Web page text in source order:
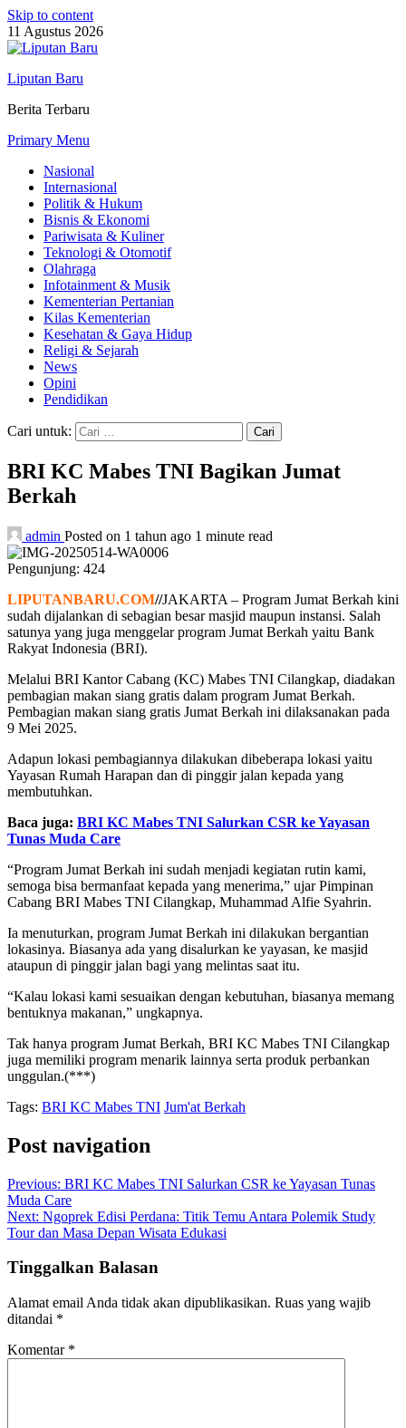
Skip to content
11 Agustus 2026
Liputan Baru
Berita Terbaru
Primary Menu
Nasional
Internasional
Politik & Hukum
Bisnis & Ekonomi
Pariwisata & Kuliner
Teknologi & Otomotif
Olahraga
Infotainment & Musik
Kementerian Pertanian
Kilas Kementerian
Kesehatan & Gaya Hidup
Religi & Sejarah
News
Opini
Pendidikan
Cari untuk:
BRI KC Mabes TNI Bagikan Jumat
Berkah
admin Posted on 1 tahun ago 1 minute read
Pengunjung: 424
LIPUTANBARU.COM//JAKARTA – Program Jumat Berkah kini
sudah dijalankan di sebagian besar masjid maupun instansi. Salah
satunya yang juga menggelar program Jumat Berkah yaitu Bank
Rakyat Indonesia (BRI).
Melalui BRI Kantor Cabang (KC) Mabes TNI Cilangkap, diadakan
pembagian makan siang gratis dalam program Jumat Berkah.
Pembagian makan siang gratis Jumat Berkah ini dilaksanakan pada
9 Mei 2025.
Adapun lokasi pembagiannya dilakukan dibeberapa lokasi yaitu
Yayasan Rumah Harapan dan di pinggir jalan kepada yang
membutuhkan.
Baca juga: BRI KC Mabes TNI Salurkan CSR ke Yayasan
Tunas Muda Care
“Program Jumat Berkah ini sudah menjadi kegiatan rutin kami,
semoga bisa bermanfaat kepada yang menerima,” ujar Pimpinan
Cabang BRI Mabes TNI Cilangkap, Muhammad Alfie Syahrin.
Ia menuturkan, program Jumat Berkah ini dilakukan bergantian
lokasinya. Biasanya ada yang disalurkan ke yayasan, ke masjid
ataupun di pinggir jalan bagi yang melintas saat itu.
“Kalau lokasi kami sesuaikan dengan kebutuhan, biasanya memang
bentuknya makanan,” ungkapnya.
Tak hanya program Jumat Berkah, BRI KC Mabes TNI Cilangkap
juga memiliki program menarik lainnya serta produk perbankan
unggulan.(***)
Tags: BRI KC Mabes TNI Jum'at Berkah
Post navigation
Previous: BRI KC Mabes TNI Salurkan CSR ke Yayasan Tunas
Muda Care
Next: Ngoprek Edisi Perdana: Titik Temu Antara Polemik Study
Tour dan Masa Depan Wisata Edukasi
Tinggalkan Balasan
Alamat email Anda tidak akan dipublikasikan. Ruas yang wajib
ditandai *
Komentar *